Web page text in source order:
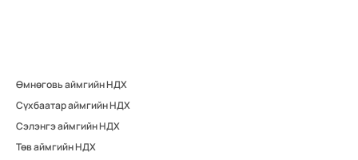
Өмнөговь аймгийн НДХ
Сүхбаатар аймгийн НДХ
Сэлэнгэ аймгийн НДХ
Төв аймгийн НДХ